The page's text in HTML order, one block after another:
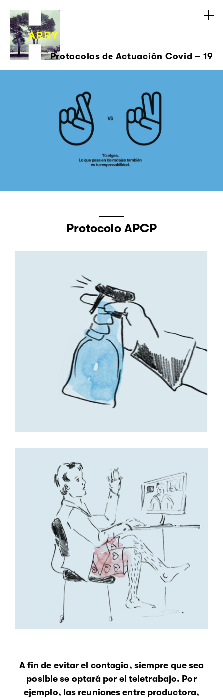
Protocolos de Actuación Covid – 19
Protocolo APCP
A fin de evitar el contagio, siempre que sea
posible se optará por el teletrabajo. Por
ejemplo, las reuniones entre productora,